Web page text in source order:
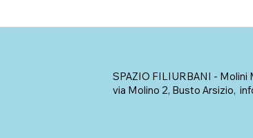
SPAZIO FILIURBANI - Molini
via Molino 2, Busto Arsizio,